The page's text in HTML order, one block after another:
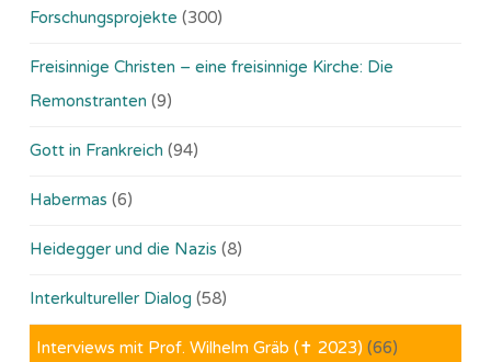
Forschungsprojekte (300)
Freisinnige Christen – eine freisinnige Kirche: Die
Remonstranten (9)
Gott in Frankreich (94)
Habermas (6)
Heidegger und die Nazis (8)
Interkultureller Dialog (58)
Interviews mit Prof. Wilhelm Gräb (✝ 2023) (66)